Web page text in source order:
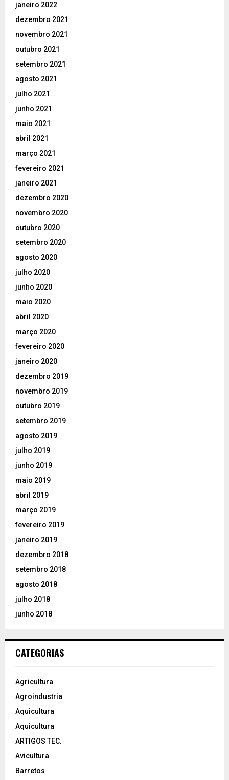
janeiro 2022
dezembro 2021
novembro 2021
outubro 2021
setembro 2021
agosto 2021
julho 2021
junho 2021
maio 2021
abril 2021
março 2021
fevereiro 2021
janeiro 2021
dezembro 2020
novembro 2020
outubro 2020
setembro 2020
agosto 2020
julho 2020
junho 2020
maio 2020
abril 2020
março 2020
fevereiro 2020
janeiro 2020
dezembro 2019
novembro 2019
outubro 2019
setembro 2019
agosto 2019
julho 2019
junho 2019
maio 2019
abril 2019
março 2019
fevereiro 2019
janeiro 2019
dezembro 2018
setembro 2018
agosto 2018
julho 2018
junho 2018
CATEGORIAS
Agricultura
Agroindustria
Aquicultura
Aquicultura
ARTIGOS TEC.
Avicultura
Barretos